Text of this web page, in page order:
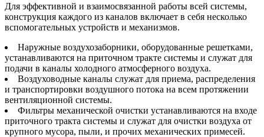
Для эффективной и взаимосвязанной работы всей системы,
конструкция каждого из каналов включает в себя несколько
вспомогательных устройств и механизмов.
Наружные воздухозаборники, оборудованные решетками,
устанавливаются на приточном тракте системы и служат для
подачи в каналы холодного атмосферного воздуха.
Воздуховодные каналы служат для приема, распределения
и транспортировки воздушного потока на всем протяжении
вентиляционной системы.
Фильтры механической очистки устанавливаются на входе
приточного тракта системы и служат для очистки воздуха от
крупного мусора, пыли, и прочих механических примесей.